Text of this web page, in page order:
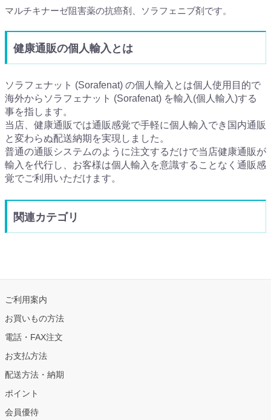
マルチキナーゼ阻害薬の抗癌剤、ソラフェニブ剤です。
健康通販の個人輸入とは
ソラフェナット (Sorafenat) の個人輸入とは個人使用目的で
海外からソラフェナット (Sorafenat) を輸入(個人輸入)する
事を指します。
当店、健康通販では通販感覚で手軽に個人輸入でき国内通販
と変わらぬ配送納期を実現しました。
普通の通販システムのように注文するだけで当店健康通販が
輸入を代行し、お客様は個人輸入を意識することなく通販感
覚でご利用いただけます。
関連カテゴリ
ご利用案内
お買いもの方法
電話・FAX注文
お支払方法
配送方法・納期
ポイント
会員優待